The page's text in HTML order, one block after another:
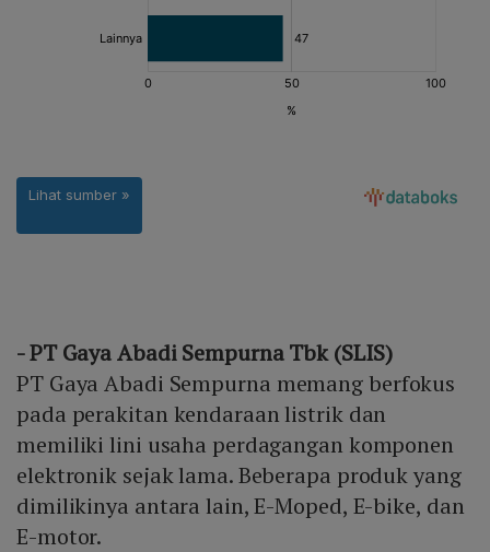
- PT Gaya Abadi Sempurna Tbk (SLIS)
PT Gaya Abadi Sempurna memang berfokus
pada perakitan kendaraan listrik dan
memiliki lini usaha perdagangan komponen
elektronik sejak lama. Beberapa produk yang
dimilikinya antara lain, E-Moped, E-bike, dan
E-motor.